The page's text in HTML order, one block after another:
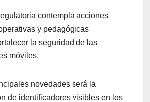
contempla acciones
y pedagógicas
la seguridad de las
móviles.
novedades será la
de identificadores visibles en los